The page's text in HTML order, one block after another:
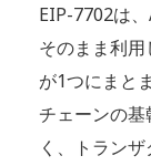
EIP-7702は
そのまま利
が1つにまと
チェーンの
く、トラン